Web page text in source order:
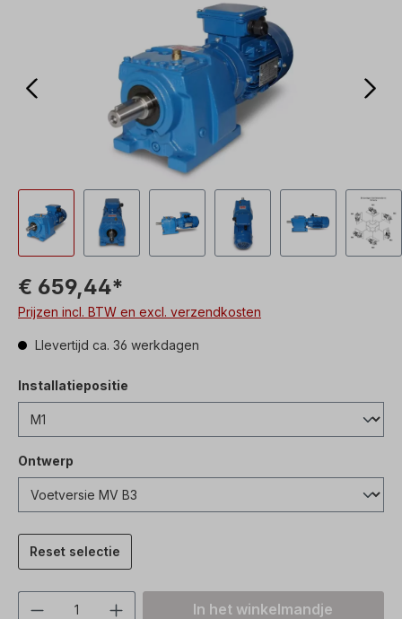
€ 659,44*
Prijzen incl. BTW en excl. verzendkosten
Llevertijd ca. 36 werkdagen
Installatiepositie
Ontwerp
Reset selectie
Producthoeveelheid: Voer de
In het winkelmandje